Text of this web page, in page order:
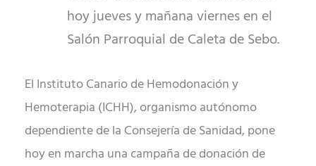
hoy jueves y mañana viernes en el
Salón Parroquial de Caleta de Sebo.
El Instituto Canario de Hemodonación y
Hemoterapia (ICHH), organismo autónomo
dependiente de la Consejería de Sanidad, pone
hoy en marcha una campaña de donación de